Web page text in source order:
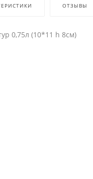
ОТЗЫВЫ
0,75л (10*11 h 8см)